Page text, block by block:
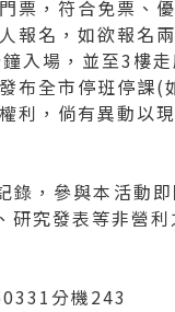
票，符合免票、
報名，如欲報名
入場，並至3樓
布全市停班停課(
利，倘有異動以
錄，參與本活動
研究發表等非營
分機243